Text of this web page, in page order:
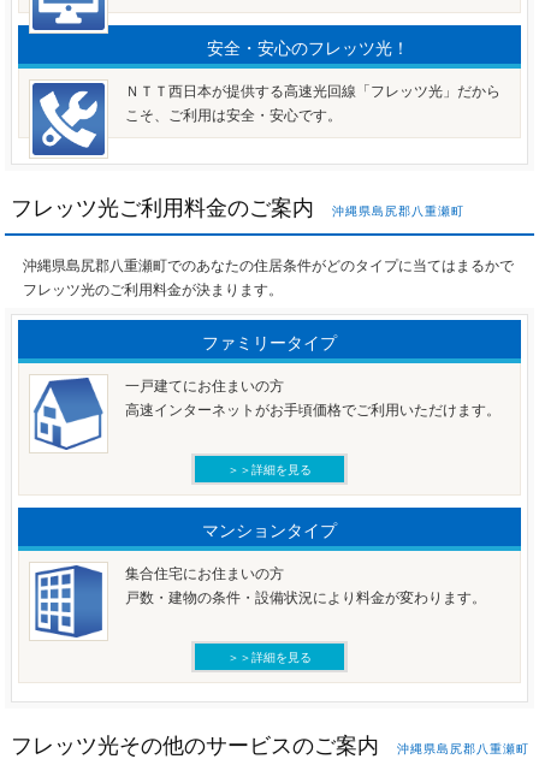
安全・安心のフレッツ光！
ＮＴＴ西日本が提供する高速光回線「フレッツ光」だから
こそ、ご利用は安全・安心です。
フレッツ光ご利用料金のご案内 沖縄県島尻郡八重瀬町
沖縄県島尻郡八重瀬町でのあなたの住居条件がどのタイプに当てはまるかで
フレッツ光のご利用料金が決まります。
ファミリータイプ
一戸建てにお住まいの方
高速インターネットがお手頃価格でご利用いただけます。
＞＞詳細を見る
マンションタイプ
集合住宅にお住まいの方
戸数・建物の条件・設備状況により料金が変わります。
＞＞詳細を見る
フレッツ光その他のサービスのご案内 沖縄県島尻郡八重瀬町